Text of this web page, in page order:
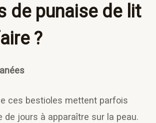
de punaise de lit
?
ces bestioles mettent parfois
de jours à apparaître sur la peau.